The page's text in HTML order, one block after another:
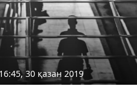
16:45, 30 қазан 2019